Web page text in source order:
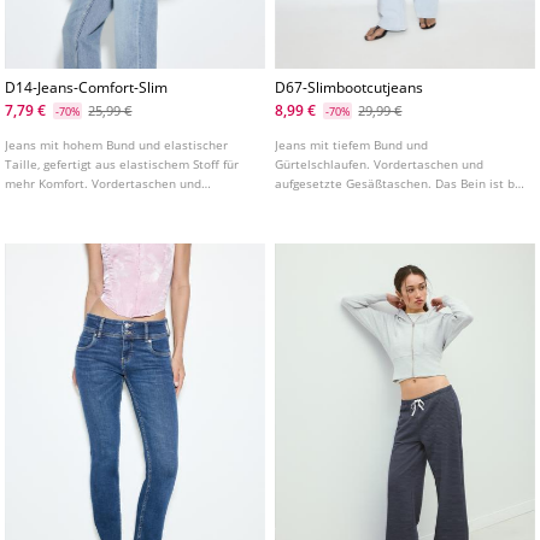
D14-Jeans-Comfort-Slim
7,79 €
-70% 25,99 €
Jeans mit hohem Bund und elastischer
Taille, gefertigt aus elastischem Stoff für
mehr Komfort. Vordertaschen und
verschiedenen Farben erhältlich.
D67-Slimbootcutjeans
8,99 €
-70% 29,99 €
Jeans mit tiefem Bund und
Gürtelschlaufen. Vordertaschen und
aufgesetzte Gesäßtaschen. Das Bein ist bis
verschiedenen Farben erhältlich.